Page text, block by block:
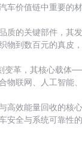
车价值链中重要
质的关键部件，其
物到数百元的真皮
变革，其核心载
物联网、人工智能
效能量回收的核
安全与系统可靠性